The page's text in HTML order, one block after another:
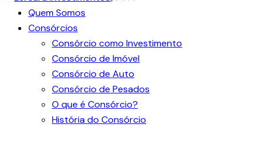
Quem Somos
Consórcios
Consórcio como Investimento
Consórcio de Imóvel
Consórcio de Auto
Consórcio de Pesados
O que é Consórcio?
História do Consórcio